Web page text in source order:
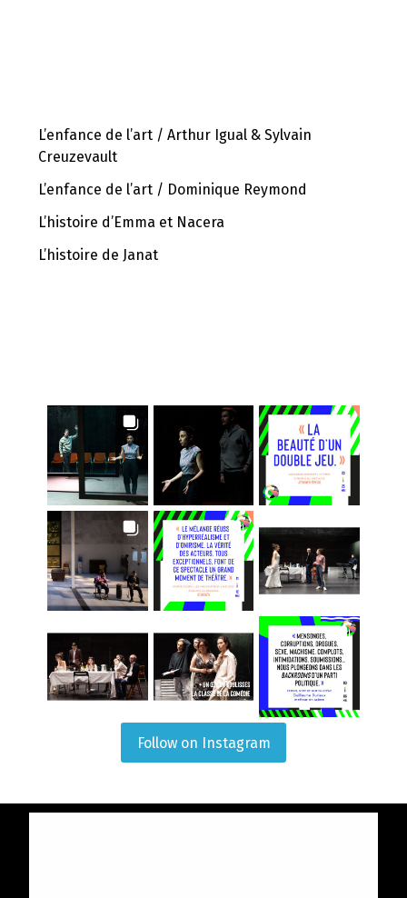
L’enfance de l’art / Arthur Igual & Sylvain
Creuzevault
L’enfance de l’art / Dominique Reymond
L’histoire d’Emma et Nacera
L’histoire de Janat
Follow on Instagram